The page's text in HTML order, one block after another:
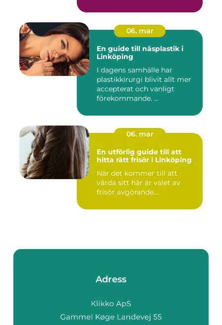
06. mar
En guide till näsplastik i
Linköping
I dagens samhälle har
plastikkirurgi blivit allt mer
accepterat och vanligt
förekommande. ...
06. mar
En utförlig guide till att
hitta rätt frisör i Linköping
När det kommer till att
vårda sitt hår är valet av
frisör avgörande....
Adress